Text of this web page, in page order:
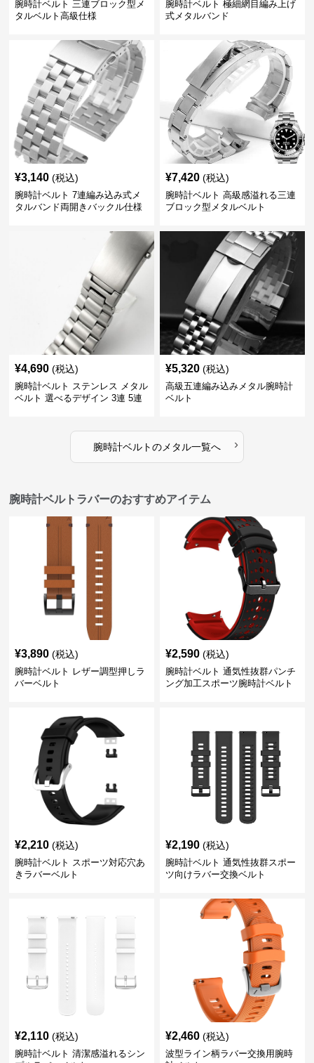
腕時計ベルト 三連ブロック型メ
タルベルト高級仕様
腕時計ベルト 極細網目編み上げ
式メタルバンド
¥3,140 (税込)
腕時計ベルト 7連編み込み式メ
タルバンド両開きバックル仕様
¥7,420 (税込)
腕時計ベルト 高級感溢れる三連
ブロック型メタルベルト
¥4,690 (税込)
腕時計ベルト ステンレス メタル
ベルト 選べるデザイン 3連 5連
¥5,320 (税込)
高級五連編み込みメタル腕時計
ベルト
腕時計ベルトのメタル一覧へ ›
腕時計ベルトラバーのおすすめアイテム
¥3,890 (税込)
腕時計ベルト レザー調型押しラ
バーベルト
¥2,590 (税込)
腕時計ベルト 通気性抜群パンチ
ング加工スポーツ腕時計ベルト
¥2,210 (税込)
腕時計ベルト スポーツ対応穴あ
きラバーベルト
¥2,190 (税込)
腕時計ベルト 通気性抜群スポー
ツ向けラバー交換ベルト
¥2,110 (税込)
腕時計ベルト 清潔感溢れるシン
¥2,460 (税込)
波型ライン柄ラバー交換用腕時